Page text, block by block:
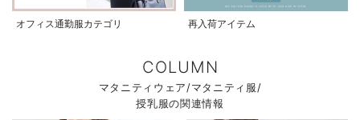
オフィス通勤服カテゴリ 再入荷アイテム
COLUMN
マタニティウェア/マタニティ服/
授乳服の関連情報